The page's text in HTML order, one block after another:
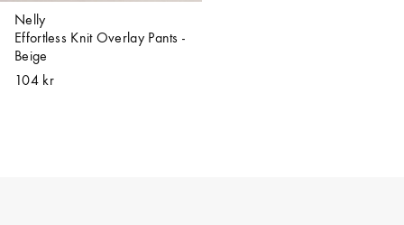
Nelly
Effortless Knit Overlay Pants -
Beige
104 kr